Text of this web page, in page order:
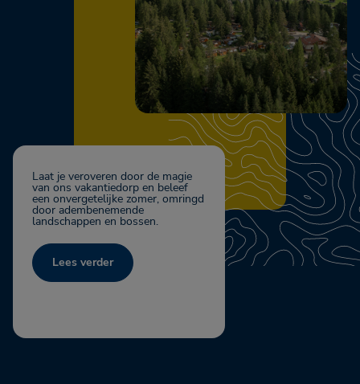
Laat je veroveren door de magie
van ons vakantiedorp en beleef
een onvergetelijke zomer, omringd
door adembenemende
landschappen en bossen.
Lees verder